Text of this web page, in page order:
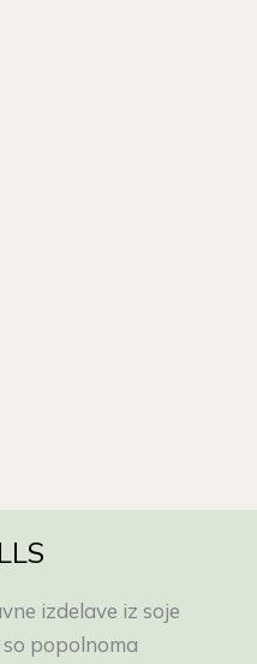
izdelave iz soje
popolnoma